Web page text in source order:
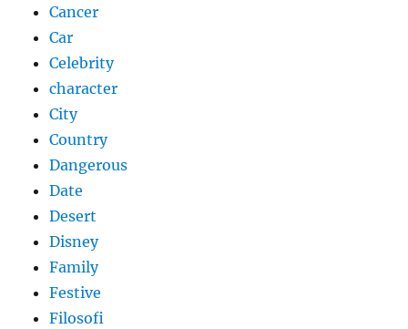
Cancer
Car
Celebrity
character
City
Country
Dangerous
Date
Desert
Disney
Family
Festive
Filosofi